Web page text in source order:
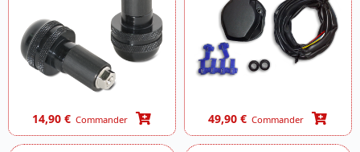
14,90 € Commander 49,90 € Commander